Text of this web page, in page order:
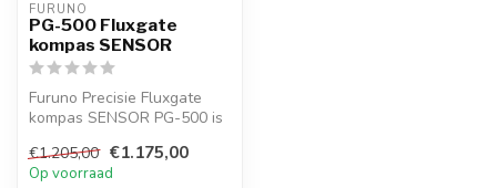
FURUNO
PG-500 Fluxgate
kompas SENSOR
Furuno Precisie Fluxgate
kompas SENSOR PG-500 is
onderhouds...
€1.205,00 €1.175,00
Op voorraad